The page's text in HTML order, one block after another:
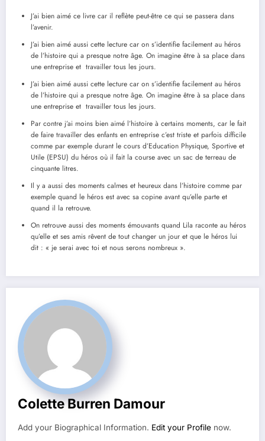
J’ai bien aimé ce livre car il reflète peut-être ce qui se passera dans
l’avenir.
J’ai bien aimé aussi cette lecture car on s’identifie facilement au héros
de l’histoire qui a presque notre âge. On imagine être à sa place dans
une entreprise et travailler tous les jours.
J’ai bien aimé aussi cette lecture car on s’identifie facilement au héros
de l’histoire qui a presque notre âge. On imagine être à sa place dans
une entreprise et travailler tous les jours.
Par contre j’ai moins bien aimé l’histoire à certains moments, car le fait
de faire travailler des enfants en entreprise c’est triste et parfois difficile
comme par exemple durant le cours d’Education Physique, Sportive et
Utile (EPSU) du héros où il fait la course avec un sac de terreau de
cinquante litres.
Il y a aussi des moments calmes et heureux dans l’histoire comme par
exemple quand le héros est avec sa copine avant qu’elle parte et
quand il la retrouve.
On retrouve aussi des moments émouvants quand Lila raconte au héros
qu’elle et ses amis rêvent de tout changer un jour et que le héros lui
dit : « je serai avec toi et nous serons nombreux ».
Colette Burren Damour
Add your Biographical Information. Edit your Profile now.